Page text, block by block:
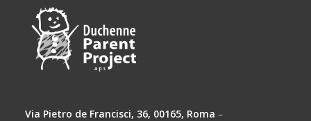
Via Pietro de Francisci, 36, 00165, Roma –